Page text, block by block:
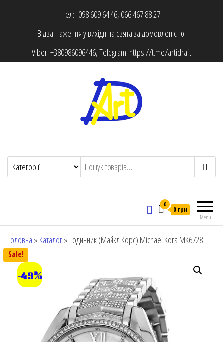
тел: 098 609 64 46, 066 467 88 27
Відвантаження у вихідні та свята за домовленістю.
Viber:+380986096446, Telegram: https://t.me/artidraft
Menu
0
0 грн
Головна » Каталог» Годинник (Майкл Корс) Michael Kors MK6728
Sale!
-49%